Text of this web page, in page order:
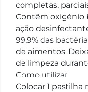
completas,
Contêm oxigénio
ação
99,9% das
de aimentos.
de limpeza
Como utilizar
Colocar 1